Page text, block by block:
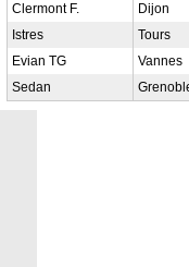
Clermont F.
Dijon
Istres
Tours
Evian TG
Vannes
Sedan